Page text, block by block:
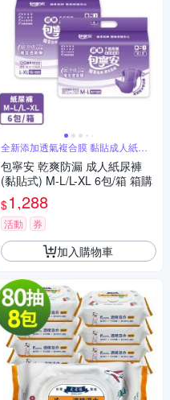
全新添加透氣複合膜 黏貼成人紙尿
褲
包寧安 乾爽防漏 成人紙尿褲
(黏貼式) M-L/L-XL 6包/箱 箱購
$1,288
活動 券
加入購物車